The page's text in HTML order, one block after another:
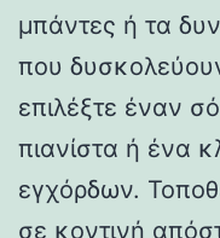
μπάντες ή τα
που
επιλέξτε έναν
πιανίστα ή ένα
εγχόρδων.
σε κοντινή